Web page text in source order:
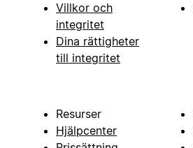
Villkor och
integritet
Dina rättigheter
till integritet
Resurser
Hjälpcenter